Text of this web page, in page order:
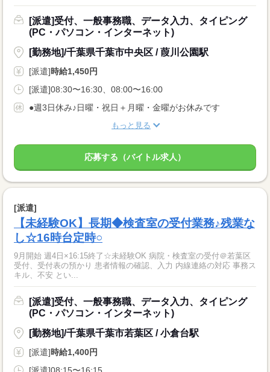
[派遣]受付、一般事務職、データ入力、タイピング
(PC・パソコン・インターネット)
[勤務地]/千葉県千葉市中央区 / 葭川公園駅
[派遣]時給1,450円
[派遣]08:30〜16:30、08:00〜16:00
●週3日休み♪日曜・祝日＋月曜・金曜がお休みです
もっと見る
応募する（バイトル求人）
[派遣]
【未経験OK】長期◆検査室の受付業務♪残業な
し☆16時台定時○
9月開始 週4日×16:15終了☆未経験OK 病院・検査室の受付＠若葉区
受付、受付表の預かり 患者情報の確認、入力 内線連絡の対応 事務ス
キル、不安 とい...
[派遣]受付、一般事務職、データ入力、タイピング
(PC・パソコン・インターネット)
[勤務地]/千葉県千葉市若葉区 / 小倉台駅
[派遣]時給1,400円